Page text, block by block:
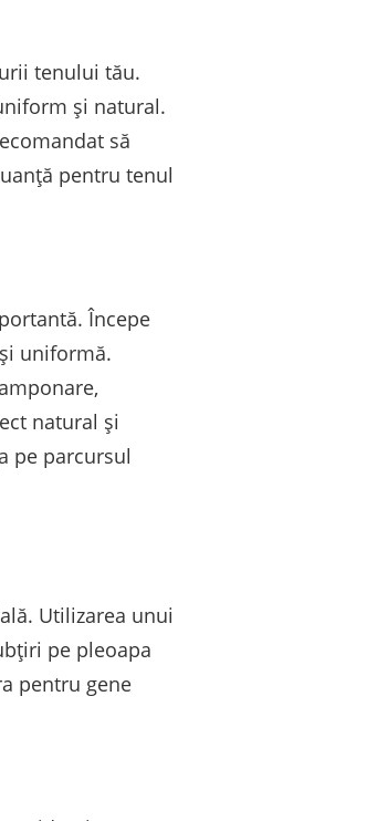
tenului tău.
și natural.
să
pentru tenul
Începe
uniformă.
natural și
pe parcursul
Utilizarea unui
pe pleoapa
pentru gene